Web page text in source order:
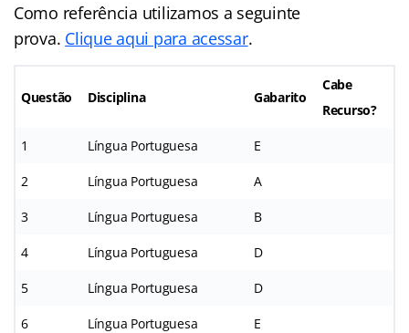
Como referência utilizamos a seguinte
prova. Clique aqui para acessar.
Questão Disciplina Gabarito
Cabe
Recurso?
1 Língua Portuguesa E
2 Língua Portuguesa A
3 Língua Portuguesa B
4 Língua Portuguesa D
5 Língua Portuguesa D
6 Língua Portuguesa E